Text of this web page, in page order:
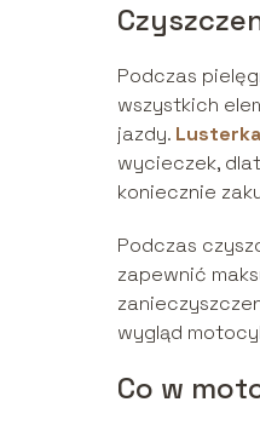
Podczas
wszystkich
jazdy.
wycieczek,
koniecznie
Podczas
zapewnić
wygląd
Co w